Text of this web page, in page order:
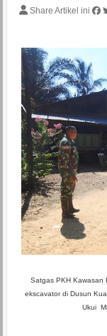
Share Artikel ini
Satgas PKH Kawasan
ekscavatordi Dusun
Ukui